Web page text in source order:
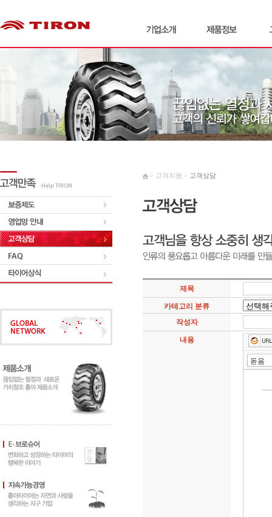
> 고객지원 > 고객상담
제목
카테고리 분류
작성자
내용
돋움